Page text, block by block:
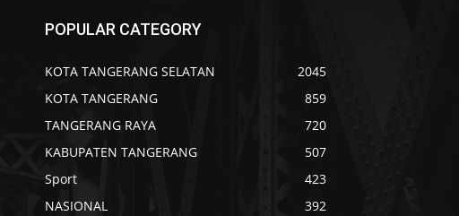
POPULAR CATEGORY
KOTA TANGERANG SELATAN
2045
KOTA TANGERANG
859
TANGERANG RAYA
720
KABUPATEN TANGERANG
507
Sport
423
NASIONAL
392